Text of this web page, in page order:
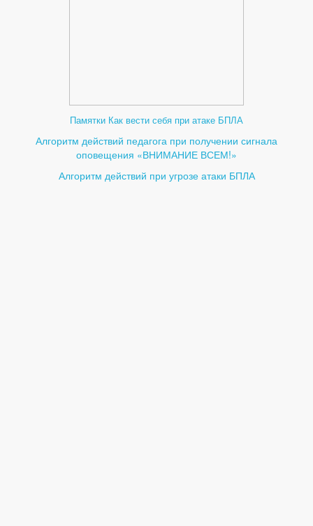
Памятки Как вести себя при атаке БПЛА
Алгоритм действий педагога при получении сигнала
оповещения «ВНИМАНИЕ ВСЕМ!»
Алгоритм действий при угрозе атаки БПЛА